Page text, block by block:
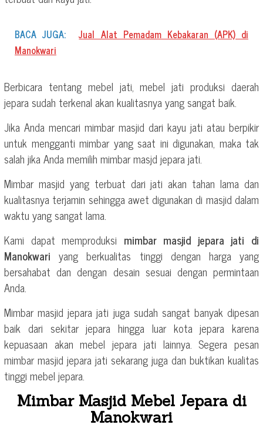
BACA JUGA:
Jual Alat Pemadam Kebakaran (APK) di
Manokwari
Berbicara tentang mebel jati, mebel jati produksi daerah
jepara sudah terkenal akan kualitasnya yang sangat baik.
Jika Anda mencari mimbar masjid dari kayu jati atau berpikir
untuk mengganti mimbar yang saat ini digunakan, maka tak
salah jika Anda memilih mimbar masjd jepara jati.
Mimbar masjid yang terbuat dari jati akan tahan lama dan
kualitasnya terjamin sehingga awet digunakan di masjid dalam
waktu yang sangat lama.
Kami dapat memproduksi mimbar masjid jepara jati di
Manokwari yang berkualitas tinggi dengan harga yang
bersahabat dan dengan desain sesuai dengan permintaan
Anda.
Mimbar masjid jepara jati juga sudah sangat banyak dipesan
baik dari sekitar jepara hingga luar kota jepara karena
kepuasaan akan mebel jepara jati lainnya. Segera pesan
mimbar masjid jepara jati sekarang juga dan buktikan kualitas
tinggi mebel jepara.
Mimbar Masjid Mebel Jepara di
Manokwari